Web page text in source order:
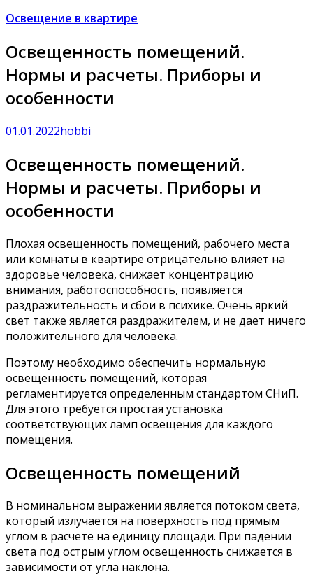
Освещение в квартире
Освещенность помещений.
Нормы и расчеты. Приборы и
особенности
01.01.2022hobbi
Освещенность помещений.
Нормы и расчеты. Приборы и
особенности
Плохая освещенность помещений, рабочего места
или комнаты в квартире отрицательно влияет на
здоровье человека, снижает концентрацию
внимания, работоспособность, появляется
раздражительность и сбои в психике. Очень яркий
свет также является раздражителем, и не дает ничего
положительного для человека.
Поэтому необходимо обеспечить нормальную
освещенность помещений, которая
регламентируется определенным стандартом СНиП.
Для этого требуется простая установка
соответствующих ламп освещения для каждого
помещения.
Освещенность помещений
В номинальном выражении является потоком света,
который излучается на поверхность под прямым
углом в расчете на единицу площади. При падении
света под острым углом освещенность снижается в
зависимости от угла наклона.